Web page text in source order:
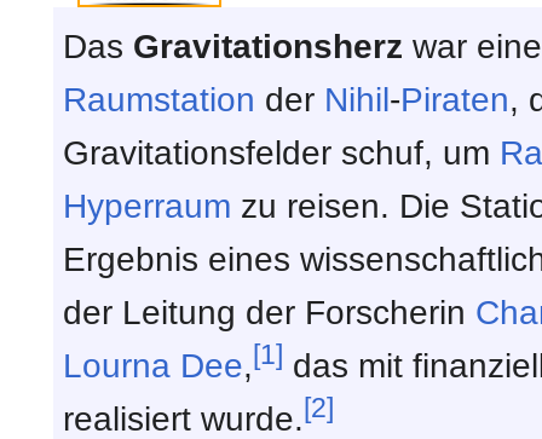
Das Gravitationsherz war
Raumstation der Nihil-Piraten,
Gravitationsfelder schuf, um
Hyperraum zu reisen. Die
Ergebnis eines
der Leitung der Forscherin
Lourna Dee,[1] das mit
realisiert wurde.[2]